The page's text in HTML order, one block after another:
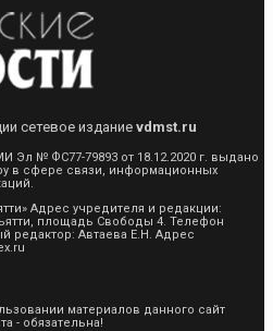
сетевое издание vdmst.ru
Эл № ФС77-79893 от 18.12.2020 г. выдано
в сфере связи, информационных
Адрес учредителя и редакции:
площадь Свободы 4. Телефон
редактор: Автаева Е.Н. Адрес
материалов данного сайт
- обязательна!